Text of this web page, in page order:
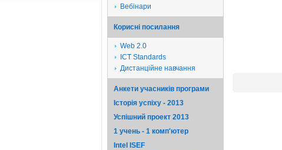
Вебінари
Корисні посилання
Web 2.0
ICT Standards
Дистанційне навчання
Анкети учасників програми
Історія успіху - 2013
Успішний проект 2013
1 учень - 1 комп'ютер
Intel ISEF